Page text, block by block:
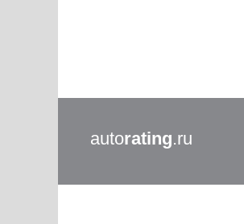
autorating.ru